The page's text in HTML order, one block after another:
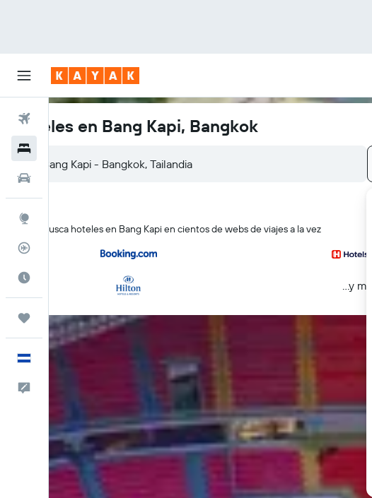
Vuelos
Trips
Hoteles en Bang Kapi, Bangkok
KAYAK busca hoteles en Bang Kapi en cientos de webs de viajes a la vez
...y más